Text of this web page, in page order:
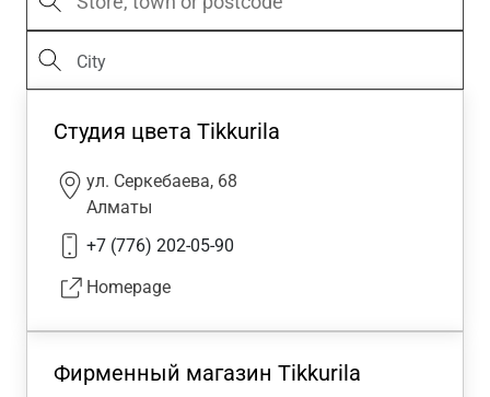
Студия цвета Tikkurila
ул. Серкебаева, 68
Алматы
+7 (776) 202-05-90
Homepage
Фирменный магазин Tikkurila